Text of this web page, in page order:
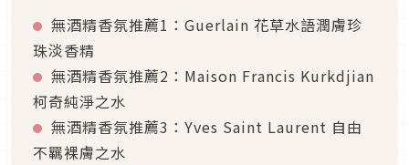
無酒精香氛推薦1：Guerlain 花草水語潤膚珍
珠淡香精
無酒精香氛推薦2：Maison Francis Kurkdjian
柯奇純淨之水
無酒精香氛推薦3：Yves Saint Laurent 自由
不羈裸膚之水